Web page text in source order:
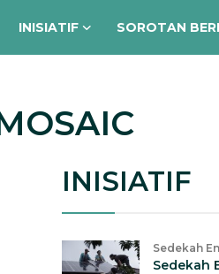
INISIATIF SOROTAN
INISIATIF
Sedekah
Sedekah